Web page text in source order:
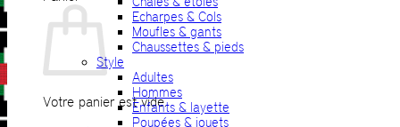
Votre panier est vide.
Echarpes & Cols
Moufles & gants
Chaussettes & pieds
Style
Adultes
Hommes
Enfants & layette
Poupées & jouets